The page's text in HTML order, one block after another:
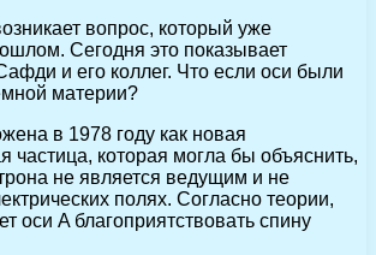
вопрос, который уже
Сегодня это показывает
и его коллег. Что если оси были
материи?
в 1978 году как новая
частица, которая могла бы объяснить,
не является ведущим и не
полях. Согласно теории,
оси A благоприятствовать спину